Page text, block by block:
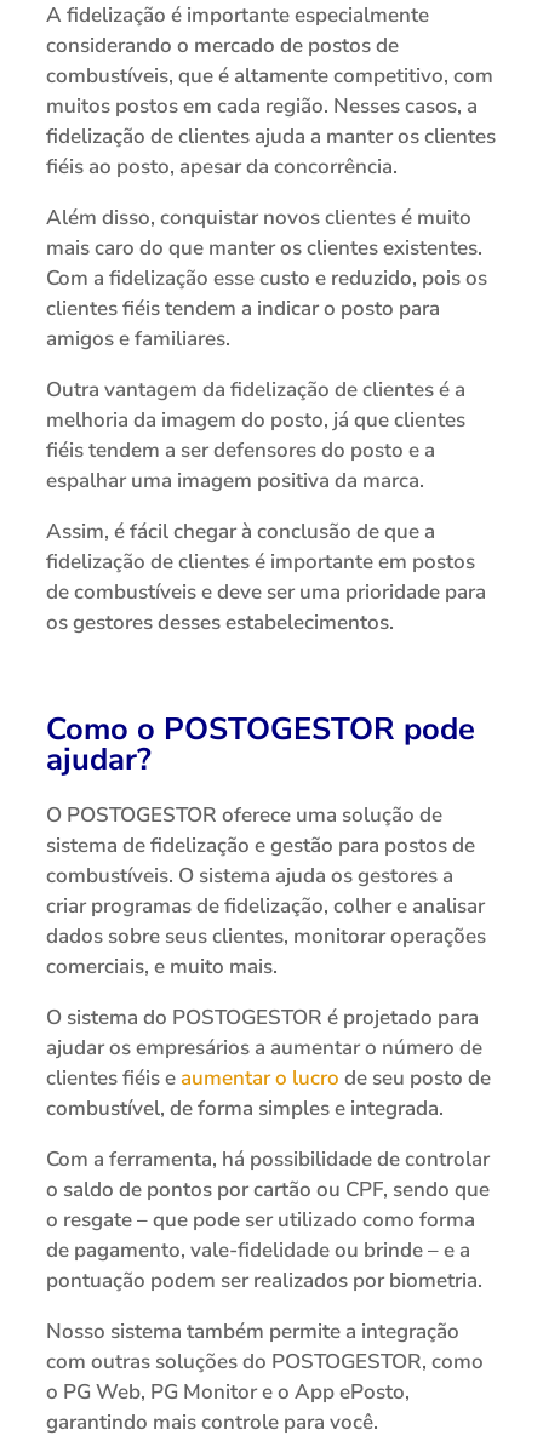
A fidelização é importante especialmente
considerando o mercado de postos de
combustíveis, que é altamente competitivo, com
muitos postos em cada região. Nesses casos, a
fidelização de clientes ajuda a manter os clientes
fiéis ao posto, apesar da concorrência.
Além disso, conquistar novos clientes é muito
mais caro do que manter os clientes existentes.
Com a fidelização esse custo e reduzido, pois os
clientes fiéis tendem a indicar o posto para
amigos e familiares.
Outra vantagem da fidelização de clientes é a
melhoria da imagem do posto, já que clientes
fiéis tendem a ser defensores do posto e a
espalhar uma imagem positiva da marca.
Assim, é fácil chegar à conclusão de que a
fidelização de clientes é importante em postos
de combustíveis e deve ser uma prioridade para
os gestores desses estabelecimentos.
Como o POSTOGESTOR pode
ajudar?
O POSTOGESTOR oferece uma solução de
sistema de fidelização e gestão para postos de
combustíveis. O sistema ajuda os gestores a
criar programas de fidelização, colher e analisar
dados sobre seus clientes, monitorar operações
comerciais, e muito mais.
O sistema do POSTOGESTOR é projetado para
ajudar os empresários a aumentar o número de
clientes fiéis eaumentar o lucro de seu posto de
combustível, de forma simples e integrada.
Com a ferramenta, há possibilidade de controlar
o saldo de pontos por cartão ou CPF, sendo que
o resgate – que pode ser utilizado como forma
de pagamento, vale-fidelidade ou brinde – e a
pontuação podem ser realizados por biometria.
Nosso sistema também permite a integração
com outras soluções do POSTOGESTOR, como
o PG Web, PG Monitor e o App ePosto,
garantindo mais controle para você.